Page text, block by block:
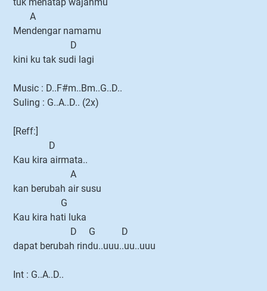
A
Mendengar namamu
D
kini ku tak sudi lagi
Music : D..F#m..Bm..G..D..
Suling : G..A..D.. (2x)
[Reff:]
D
Kau kira airmata..
A
kan berubah air susu
G
Kau kira hati luka
D G D
dapat berubah rindu..uuu..uu..uuu
Int : G..A..D..